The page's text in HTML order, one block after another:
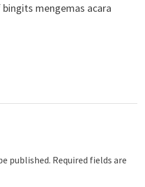
mengemas acara
published. Required fields are